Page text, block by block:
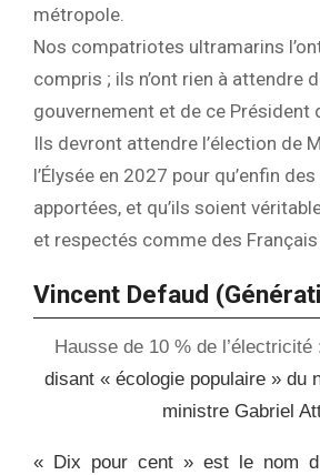
métropole.
Nos compatriotes ultramarins
compris ; ils n’ont rien à attendre
gouvernement et de ce Président
Ils devront attendre l’élection de
l’Élysée en 2027 pour qu’enfin
apportées, et qu’ils soient
et respectés comme des Français
Vincent Defaud
Hausse de 10 % de l’électricité
disant « écologie populaire » du
ministre Gabriel
« Dix pour cent » est le nom